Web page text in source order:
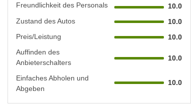
Freundlichkeit des Personals
10.0
Zustand des Autos
10.0
Preis/Leistung
10.0
Auffinden des
Anbieterschalters
10.0
Einfaches Abholen und
Abgeben
10.0